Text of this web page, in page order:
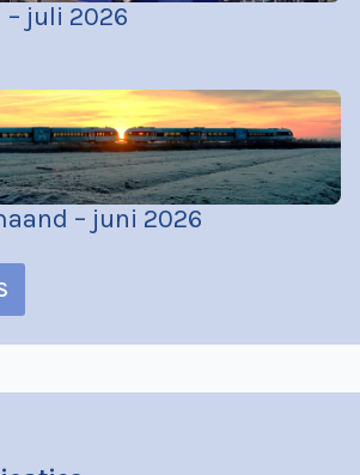
– juli 2026
– juni 2026